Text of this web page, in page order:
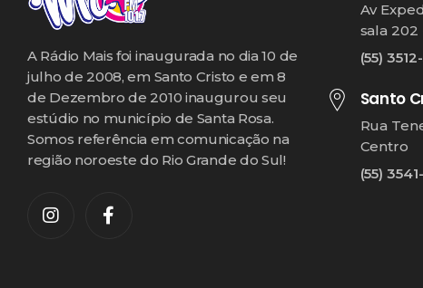
A Rádio Mais foi inaugurada no dia 10 de
julho de 2008, em Santo Cristo e em 8
de Dezembro de 2010 inaugurou seu
estúdio no município de Santa Rosa.
Somos referência em comunicação na
região noroeste do Rio Grande do Sul!
Av
sala 202
(55)
Santo
Rua
Centro
(55)